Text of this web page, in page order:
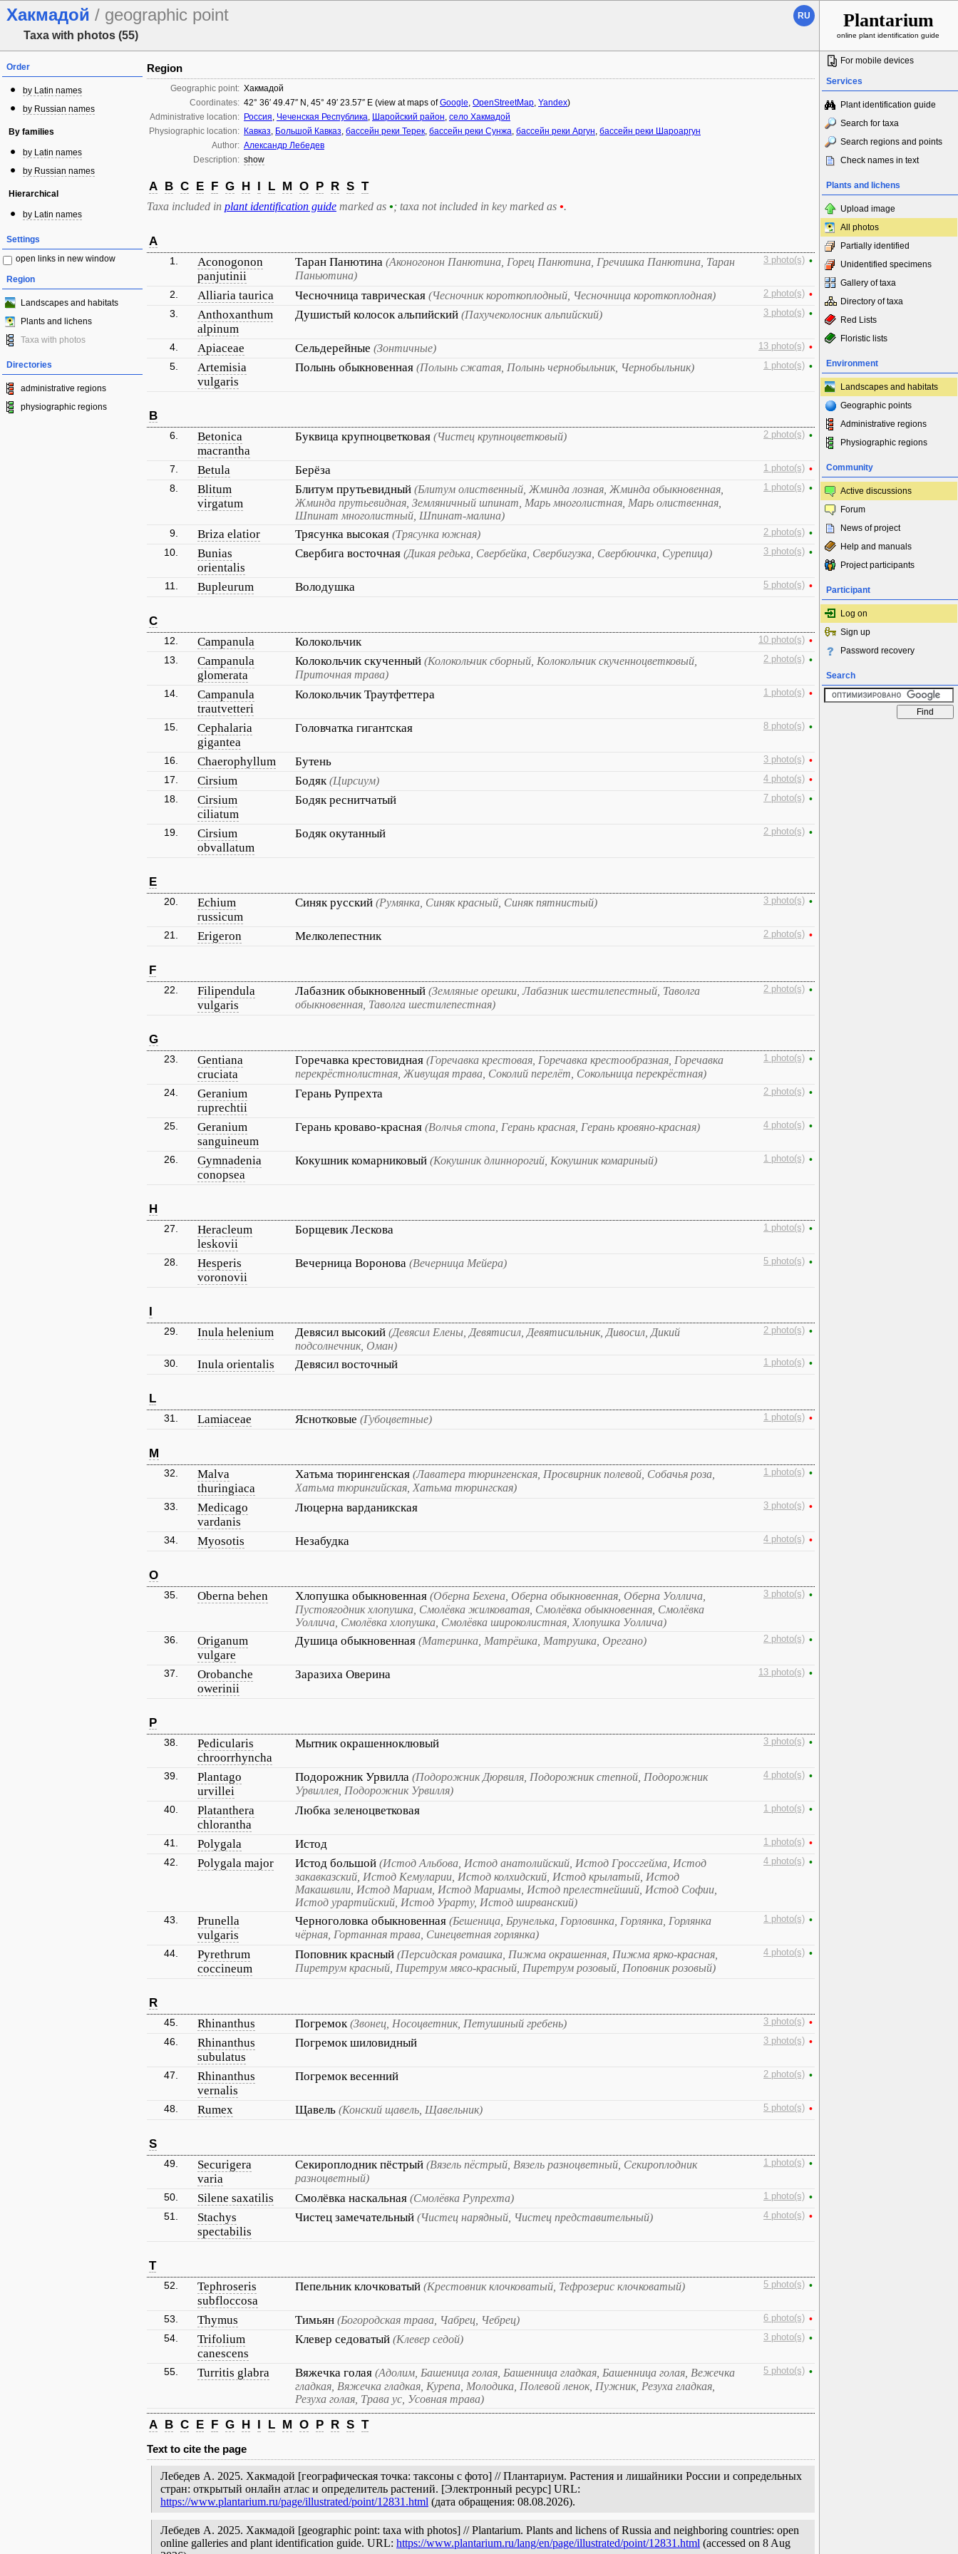
Хакмадой / geographic point
Taxa with photos (55)
RU Plantarium
online plant identification guide
Order
by Latin names
by Russian names
By families
by Latin names
by Russian names
Hierarchical
by Latin names
Settings
open links in new window
Region
Landscapes and habitats
Plants and lichens
Taxa with photos
Directories
administrative regions
physiographic regions
Region
Geographic point: Хакмадой
Coordinates: 42° 36′ 49.47″ N, 45° 49′ 23.57″ E (view at maps ofGoogle, OpenStreetMap, Yandex)
Administrative location: Россия, Чеченская Республика, Шаройский район, село Хакмадой
Physiographic location: Кавказ, Большой Кавказ, бассейн реки Терек, бассейн реки Сунжа, бассейн реки Аргун, бассейн реки Шароаргун
Author: Александр Лебедев
Description: show
A B C E F G H I L M O P R S T
Taxa included in plant identification guide marked as •; taxa not included in key marked as •.
A
1.
Aconogonon
panjutinii
Таран Панютина (Аконогонон Панютина, Горец Панютина, Гречишка Панютина, Таран
Паньютина)
3 photo(s) •
2. Alliaria taurica Чесночница таврическая (Чесночник короткоплодный, Чесночница короткоплодная) 2 photo(s) •
3.
Anthoxanthum
alpinum
Душистый колосок альпийский (Пахучеколосник альпийский) 3 photo(s) •
4. Apiaceae Сельдерейные (Зонтичные) 13 photo(s) •
5.
Artemisia
vulgaris
Полынь обыкновенная (Полынь сжатая, Полынь чернобыльник, Чернобыльник) 1 photo(s) •
B
6.
Betonica
macrantha
Буквица крупноцветковая (Чистец крупноцветковый) 2 photo(s) •
7. Betula Берёза 1 photo(s) •
8.
Blitum
virgatum
Блитум прутьевидный (Блитум олиственный, Жминда лозная, Жминда обыкновенная,
Жминда прутьевидная, Земляничный шпинат, Марь многолистная, Марь олиственная,
Шпинат многолистный, Шпинат-малина)
1 photo(s) •
9. Briza elatior Трясунка высокая (Трясунка южная) 2 photo(s) •
10.
Bunias
orientalis
Свербига восточная (Дикая редька, Свербейка, Свербигузка, Свербюичка, Сурепица) 3 photo(s) •
11. Bupleurum Володушка 5 photo(s) •
C
12. Campanula Колокольчик 10 photo(s) •
13.
Campanula
glomerata
Колокольчик скученный (Колокольчик сборный, Колокольчик скученноцветковый,
Приточная трава)
2 photo(s) •
14.
Campanula
trautvetteri
Колокольчик Траутфеттера 1 photo(s) •
15.
Cephalaria
gigantea
Головчатка гигантская 8 photo(s) •
16. Chaerophyllum Бутень 3 photo(s) •
17.
Cirsium Бодяк(Цирсиум) 4 photo(s) •
18.
Cirsium
ciliatum
Бодяк реснитчатый 7 photo(s) •
19.
Cirsium
obvallatum
Бодяк окутанный 2 photo(s) •
E
20.
Echium
russicum
Синяк русский (Румянка, Синяк красный, Синяк пятнистый) 3 photo(s) •
21. Erigeron Мелколепестник 2 photo(s) •
F
22.
Filipendula
vulgaris
Лабазник обыкновенный (Земляные орешки, Лабазник шестилепестный, Таволга
обыкновенная, Таволга шестилепестная)
2 photo(s) •
G
23.
Gentiana
cruciata
Горечавка крестовидная (Горечавка крестовая, Горечавка крестообразная, Горечавка
перекрёстнолистная, Живущая трава, Соколий перелёт, Сокольница перекрёстная)
1 photo(s) •
24.
Geranium
ruprechtii
Герань Рупрехта 2 photo(s) •
25.
Geranium
sanguineum
Герань кроваво-красная (Волчья стопа, Герань красная, Герань кровяно-красная) 4 photo(s) •
26.
Gymnadenia
conopsea
Кокушник комарниковый (Кокушник длиннорогий, Кокушник комариный) 1 photo(s) •
H
27.
Heracleum
leskovii
Борщевик Лескова 1 photo(s) •
28.
Hesperis
voronovii
Вечерница Воронова (Вечерница Мейера) 5 photo(s) •
I
29. Inula helenium Девясил высокий (Девясил Елены, Девятисил, Девятисильник, Дивосил, Дикий
подсолнечник, Оман)
2 photo(s) •
30. Inula orientalis Девясил восточный 1 photo(s) •
L
31. Lamiaceae Яснотковые (Губоцветные) 1 photo(s) •
M
32.
Malva
thuringiaca
Хатьма тюрингенская (Лаватера тюрингенская, Просвирник полевой, Собачья роза,
Хатьма тюрингийская, Хатьма тюрингская)
1 photo(s) •
33.
Medicago
vardanis
Люцерна варданикская 3 photo(s) •
34. Myosotis Незабудка 4 photo(s) •
O
35. Oberna behen Хлопушка обыкновенная (Оберна Бехена, Оберна обыкновенная, Оберна Уоллича,
Пустоягодник хлопушка, Смолёвка жилковатая, Смолёвка обыкновенная, Смолёвка
Уоллича, Смолёвка хлопушка, Смолёвка широколистная, Хлопушка Уоллича)
3 photo(s) •
36.
Origanum
vulgare
Душица обыкновенная (Материнка, Матрёшка, Матрушка, Орегано) 2 photo(s) •
37.
Orobanche
owerinii
Заразиха Оверина 13 photo(s) •
P
38.
Pedicularis
chroorrhyncha
Мытник окрашенноклювый 3 photo(s) •
39.
Plantago
urvillei
Подорожник Урвилла (Подорожник Дюрвиля, Подорожник степной, Подорожник
Урвиллея, Подорожник Урвилля)
4 photo(s) •
40.
Platanthera
chlorantha
Любка зеленоцветковая 1 photo(s) •
41. Polygala Истод 1 photo(s) •
42.
Polygala major Истод большой (Истод Альбова, Истод анатолийский, Истод Гроссгейма, Истод
закавказский, Истод Кемуларии, Истод колхидский, Истод крылатый, Истод
Макашвили, Истод Мариам, Истод Мариамы, Истод прелестнейший, Истод Софии,
Истод урартийский, Истод Урарту, Истод ширванский)
4 photo(s) •
43.
Prunella
vulgaris
Черноголовка обыкновенная (Бешеница, Брунелька, Горловинка, Горлянка, Горлянка
чёрная, Гортанная трава, Синецветная горлянка)
1 photo(s) •
44.
Pyrethrum
coccineum
Поповник красный (Персидская ромашка, Пижма окрашенная, Пижма ярко-красная,
Пиретрум красный, Пиретрум мясо-красный, Пиретрум розовый, Поповник розовый)
4 photo(s) •
R
45. Rhinanthus Погремок(Звонец, Носоцветник, Петушиный гребень) 3 photo(s) •
46.
Rhinanthus
subulatus
Погремок шиловидный 3 photo(s) •
47.
Rhinanthus
vernalis
Погремок весенний 2 photo(s) •
48. Rumex Щавель (Конский щавель, Щавельник) 5 photo(s) •
S
49.
Securigera
varia
Секироплодник пёстрый (Вязель пёстрый, Вязель разноцветный, Секироплодник
разноцветный)
1 photo(s) •
50. Silene saxatilis Смолёвка наскальная (Смолёвка Рупрехта) 1 photo(s) •
51.
Stachys
spectabilis
Чистец замечательный (Чистец нарядный, Чистец представительный) 4 photo(s) •
T
52.
Tephroseris
subfloccosa
Пепельник клочковатый (Крестовник клочковатый, Тефрозерис клочковатый) 5 photo(s) •
53. Thymus Тимьян (Богородская трава, Чабрец, Чебрец) 6 photo(s) •
54.
Trifolium
canescens
Клевер седоватый (Клевер седой) 3 photo(s) •
55. Turritis glabra Вяжечка голая (Адолим, Башеница голая, Башенница гладкая, Башенница голая, Вежечка
гладкая, Вяжечка гладкая, Курепа, Молодика, Полевой ленок, Пужник, Резуха гладкая,
Резуха голая, Трава ус, Усовная трава)
5 photo(s) •
A B C E F G H I L M O P R S T
Text to cite the page
Лебедев А. 2025. Хакмадой [географическая точка: таксоны с фото] // Плантариум. Растения и лишайники России и сопредельных
стран: открытый онлайн атлас и определитель растений. [Электронный ресурс] URL:
https://www.plantarium.ru/page/illustrated/point/12831.html (дата обращения: 08.08.2026).
Лебедев А. 2025. Хакмадой [geographic point: taxa with photos] // Plantarium. Plants and lichens of Russia and neighboring countries: open
online galleries and plant identification guide. URL: https://www.plantarium.ru/lang/en/page/illustrated/point/12831.html (accessed on 8 Aug
For mobile devices
Services
Plant identification guide
Search for taxa
Search regions and points
Check names in text
Plants and lichens
Upload image
All photos
Partially identified
Unidentified specimens
Gallery of taxa
Directory of taxa
Red Lists
Floristic lists
Environment
Landscapes and habitats
Geographic points
Administrative regions
Physiographic regions
Community
Active discussions
Forum
News of project
Help and manuals
Project participants
Participant
Log on
Sign up
Password recovery
Search